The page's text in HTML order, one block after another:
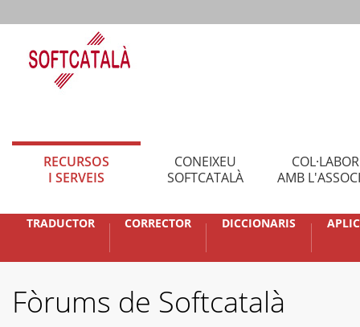
RECURSOS
I SERVEIS
CONEIXEU
SOFTCATALÀ
AMB
TRADUCTOR CORRECTOR DICCIONARIS
Fòrums de Softcatalà